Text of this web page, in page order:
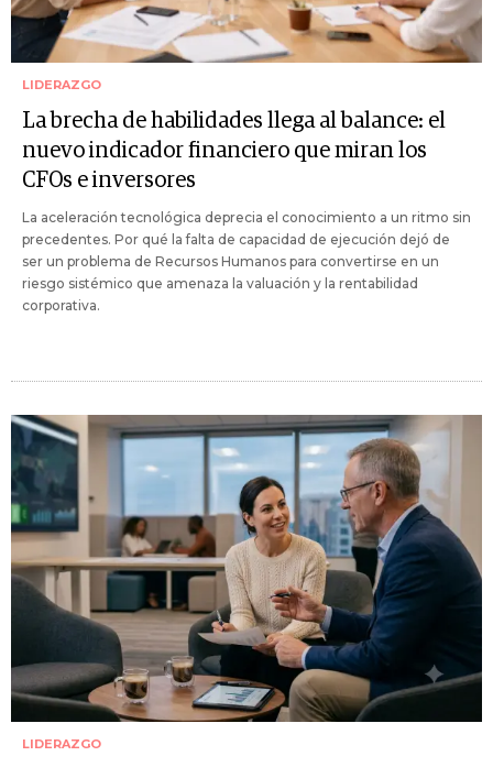
LIDERAZGO
La brecha de habilidades llega al balance: el
nuevo indicador financiero que miran los
CFOs e inversores
La aceleración tecnológica deprecia el conocimiento a un ritmo sin
precedentes. Por qué la falta de capacidad de ejecución dejó de
ser un problema de Recursos Humanos para convertirse en un
riesgo sistémico que amenaza la valuación y la rentabilidad
corporativa.
LIDERAZGO